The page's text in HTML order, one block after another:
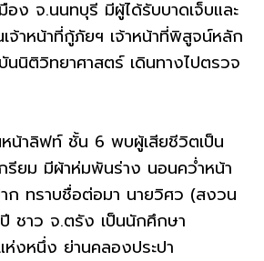
อง จ.นนทบุรี มีผู้ได้รับบาดเจ็บและ
จ้าหน้าที่กู้ภัยฯ เจ้าหน้าที่พิสูจน์หลัก
นนิติวิทยาศาสตร์ เดินทางไปตรวจ
น้าลิฟท์ ชั้น 6 พบผู้เสียชีวิตเป็น
รียม มีผ้าห่มพันร่าง นอนคว่ำหน้า
ก ทราบชื่อต่อมา นายวิศว (สงวน
ชาว จ.ตรัง เป็นนักศึกษา
งหนึ่ง ย่านคลองประปา